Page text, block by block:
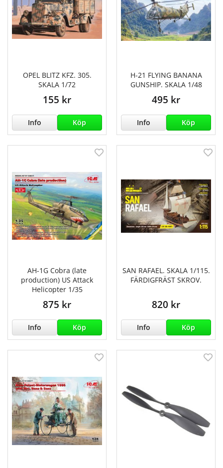
OPEL BLITZ KFZ. 305.
SKALA 1/72
155 kr
Info Köp
H-21 FLYING BANANA
GUNSHIP. SKALA 1/48
495 kr
Info Köp
AH-1G Cobra (late
production) US Attack
Helicopter 1/35
875 kr
Info Köp
SAN RAFAEL. SKALA 1/115.
FÄRDIGFRÄST SKROV.
820 kr
Info Köp